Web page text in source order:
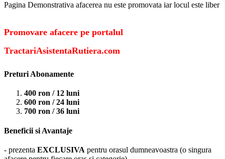
Pagina Demonstrativa afacerea nu este promovata iar locul este liber
Promovare afacere pe portalul
TractariAsistentaRutiera.com
Preturi Abonamente
400 ron / 12 luni
600 ron / 24 luni
700 ron / 36 luni
Beneficii si Avantaje
- prezenta EXCLUSIVA pentru orasul dumneavoastra (o singura